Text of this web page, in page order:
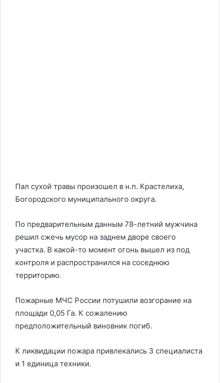
Пал сухой травы произошел в н.п. Крастелиха,
Богородского муниципального округа.
По предварительным данным 78-летний мужчина
решил сжечь мусор на заднем дворе своего
участка. В какой-то момент огонь вышел из под
контроля и распространился на соседнюю
территорию.
Пожарные МЧС России потушили возгорание на
площади 0,05 Га. К сожалению
предположительный виновник погиб.
К ликвидации пожара привлекались 3 специалиста
и 1 единица техники.